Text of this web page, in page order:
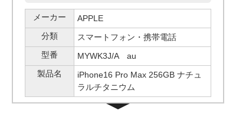
メーカー
APPLE
分類
スマートフォン・携帯電話
型番
MYWK3J/A au
製品名
iPhone16 Pro Max 256GB ナチュ
ラルチタニウム